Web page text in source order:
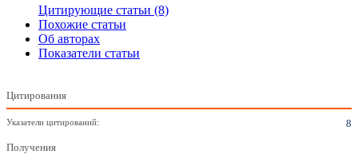
Цитирующие статьи (8)
Похожие статьи
Об авторах
Показатели статьи
Цитирования
Указатели цитирований:
8
Получения